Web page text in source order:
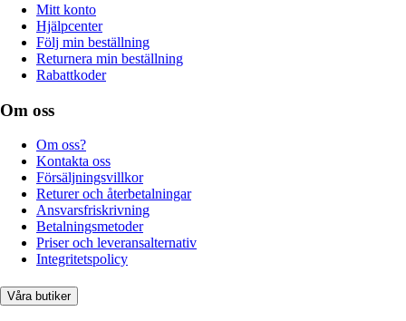
Mitt konto
Hjälpcenter
Följ min beställning
Returnera min beställning
Rabattkoder
Om oss
Om oss?
Kontakta oss
Försäljningsvillkor
Returer och återbetalningar
Ansvarsfriskrivning
Betalningsmetoder
Priser och leveransalternativ
Integritetspolicy
Våra butiker